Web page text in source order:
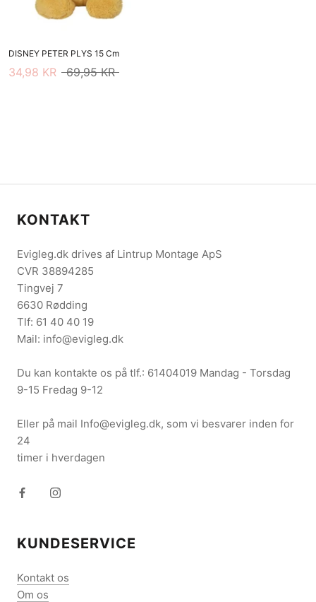
DISNEY PETER PLYS 15 Cm
34,98 KR 69,95 KR
KONTAKT
Evigleg.dk drives af Lintrup Montage ApS
CVR 38894285
Tingvej 7
6630 Rødding
Tlf: 61 40 40 19
Mail: info@evigleg.dk
Du kan kontakte os på tlf.: 61404019 Mandag - Torsdag
9-15 Fredag 9-12
Eller på mail Info@evigleg.dk, som vi besvarer inden for
24
timer i hverdagen
KUNDESERVICE
Kontakt os
Om os